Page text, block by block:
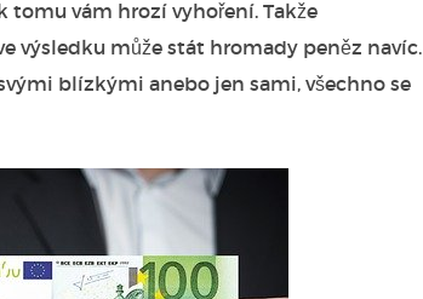
tomu vám hrozí vyhoření. Takže
výsledku může stát hromady peněz navíc.
blízkými anebo jen sami, všechno se